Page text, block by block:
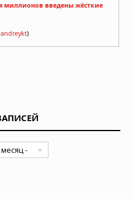
миллионов введены жёсткие
andreykt)